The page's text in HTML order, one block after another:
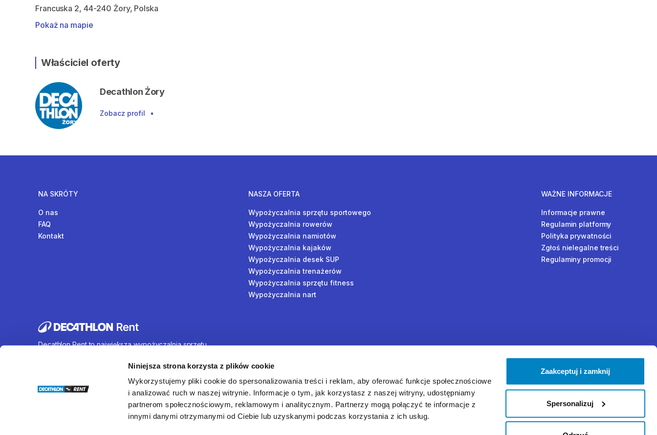
Niniejsza strona korzysta z plików cookie
Wykorzystujemy pliki cookie do spersonalizowania treści i reklam, aby oferować funkcje społecznościowe
i analizować ruch w naszej witrynie. Informacje o tym, jak korzystasz z naszej witryny, udostępniamy
partnerom społecznościowym, reklamowym i analitycznym. Partnerzy mogą połączyć te informacje z
innymi danymi otrzymanymi od Ciebie lub uzyskanymi podczas korzystania z ich usług.
Zaakceptuj i zamknij
Spersonalizuj
Francuska 2, 44-240 Żory, Polska
Pokaż na mapie
Właściciel oferty
Decathlon Żory
Zobacz profil •
NA SKRÓTY
O nas
FAQ
Kontakt
NASZA OFERTA
Wypożyczalnia sprzętu sportowego
Wypożyczalnia rowerów
Wypożyczalnia namiotów
Wypożyczalnia kajaków
Wypożyczalnia desek SUP
Wypożyczalnia trenażerów
Wypożyczalnia sprzętu fitness
Wypożyczalnia nart
WAŻNE INFORMACJE
Informacje prawne
Regulamin platformy
Polityka prywatności
Zgłoś nielegalne treści
Regulaminy promocji
Decathlon Rent to największa wypożyczalnia sprzętu
wynajem rowerów, sprzętu turystycznego, sprzętu do